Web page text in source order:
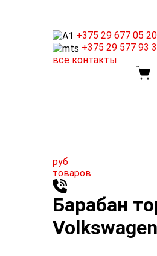
+375 29 677 05 20
+375 29 577 93
все контакты
руб
товаров
Барабан